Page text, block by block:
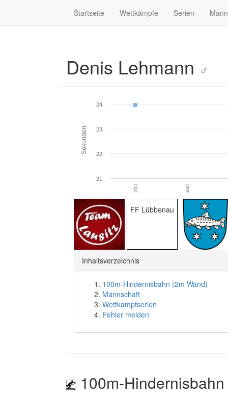
Startseite Wettkämpfe Serien
Denis Lehmann ♂
Sekunden
2013 2014
21
22
23
24
FF Lübbenau
Inhaltsverzeichnis
100m-Hindernisbahn (2m Wand)
Mannschaft
Wettkampfserien
Fehler melden
100m-